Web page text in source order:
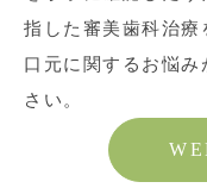
指した審美歯科治療
口元に関するお悩
さい。